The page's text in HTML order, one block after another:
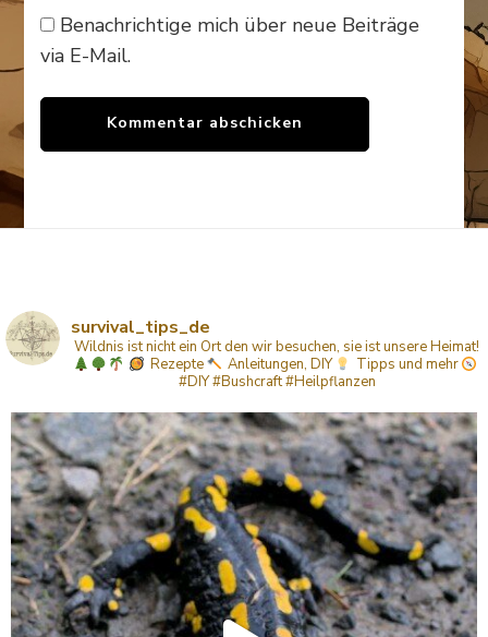
Benachrichtige mich über neue Beiträge
via E-Mail.
survival_tips_de
Wildnis ist nicht ein Ort den wir besuchen, sie ist unsere Heimat!
Rezepte
Anleitungen, DIY Tipps und mehr
#DIY #Bushcraft #Heilpflanzen